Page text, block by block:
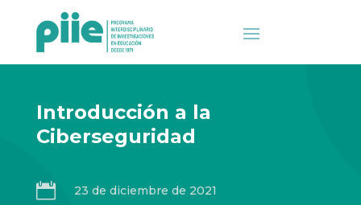
Introducción a la
Ciberseguridad
 23 de diciembre de 2021